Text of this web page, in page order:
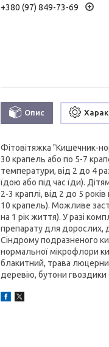
+380 (97) 849-73-69
Опис
Фітовітяжка "Кишечник-
30 крапель або по 5-7
температури, від 2 до 4
їдою або під час їди).
2-3 краплі, від 2 до 5
10 крапель). Можливе
на 1 рік життя). У разі
препарату для дорослих,
Сіндрому подразненого
нормальної мікрофлори
блакитний, трава люцерни,
деревію, бутони гвоздики